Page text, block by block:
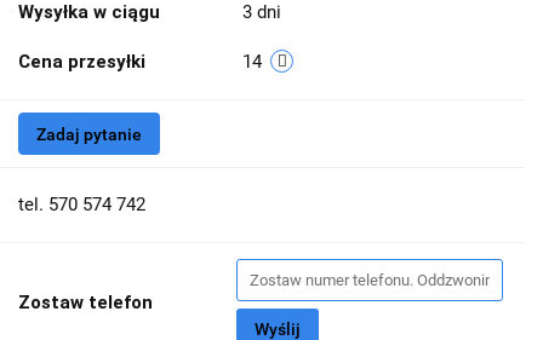
Wysyłka w ciągu 3 dni
Cena przesyłki 14
Zadaj pytanie
tel. 570 574 742
Zostaw telefon
Wyślij